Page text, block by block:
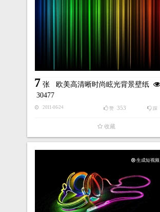
7 张 欧美高清晰时尚眩光背景壁纸
30477
2011-06-24 踩
赞 353
收藏
生成短视频